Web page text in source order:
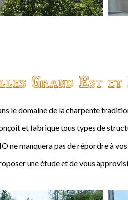
Grand Est et
le domaine de la charpente
et fabrique tous types de
ne manquera pas de répondre à
une étude et de vous